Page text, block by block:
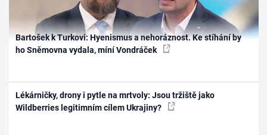
Bartošek k Turkovi: Hyenismus a nehoráznost. Ke stíhání by
ho Sněmovna vydala, míní Vondráček
Lékárničky, drony i pytle na mrtvoly: Jsou tržiště jako
Wildberries legitimním cílem Ukrajiny?